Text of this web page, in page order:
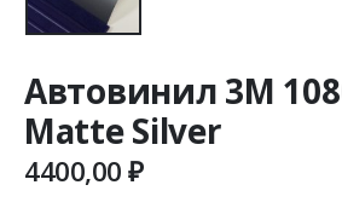
Автовинил 3M
Matte Silver
4400,00₽